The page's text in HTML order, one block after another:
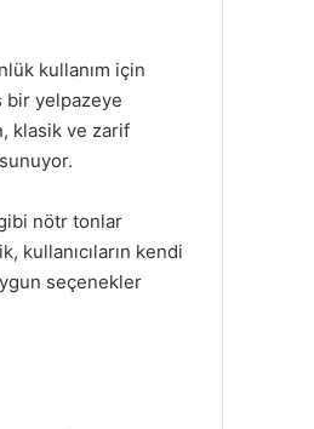
kullanım için
bir yelpazeye
klasik ve zarif
nötr tonlar
kullanıcıların kendi
seçenekler